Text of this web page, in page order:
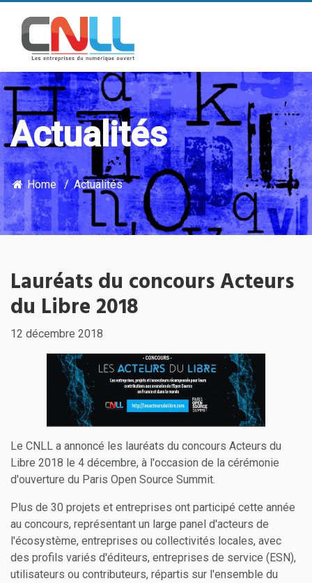
Actualités
Home Actualités
Lauréats du concours Acteurs
du Libre 2018
12 décembre 2018
Le CNLL a annoncé les lauréats du concours Acteurs du
Libre 2018 le 4 décembre, à l'occasion de la cérémonie
d'ouverture du Paris Open Source Summit.
Plus de 30 projets et entreprises ont participé cette année
au concours, représentant un large panel d'acteurs de
l'écosystème, entreprises ou collectivités locales, avec
des profils variés d'éditeurs, entreprises de service (ESN),
utilisateurs ou contributeurs, répartis sur l'ensemble du